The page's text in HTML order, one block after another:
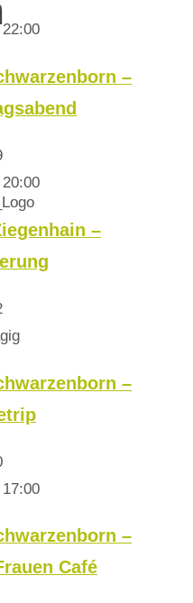
22:00
–
20:00
–
–
17:00
–
Café